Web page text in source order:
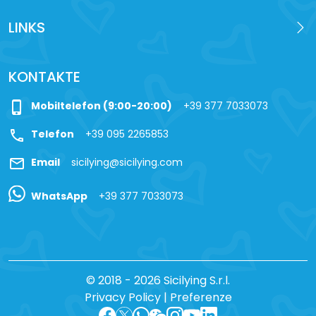
LINKS
KONTAKTE
phone_iphone Mobiltelefon (9:00-20:00) +39 377 7033073
call Telefon +39 095 2265853
mail Email sicilying@sicilying.com
WhatsApp +39 377 7033073
© 2018 - 2026 Sicilying S.r.l.
Privacy Policy| Preferenze